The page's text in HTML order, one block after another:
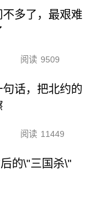
多了，最艰难
阅读 9509
话，把北约的
阅读 11449
的\"三国杀\"